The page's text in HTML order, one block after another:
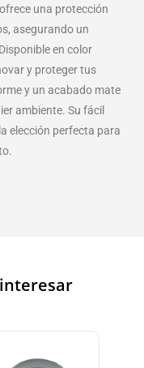
una protección
asegurando un
en color
y proteger tus
y un acabado mate
ambiente. Su fácil
elección perfecta para